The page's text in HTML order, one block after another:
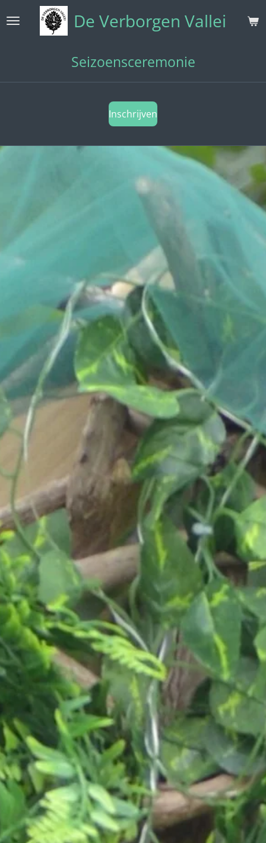
direct
De Verborgen Vallei
Seizoensceremonie
Inschrijven